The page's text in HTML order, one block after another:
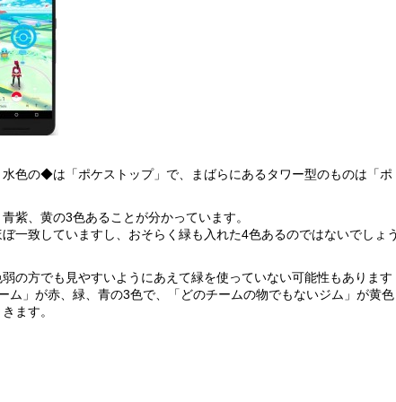
色の◆は「ポケストップ」で、まばらにあるタワー型のものは「ポ
紫、黄の3色あることが分かっています。
一致していますし、おそらく緑も入れた4色あるのではないでしょ
の方でも見やすいようにあえて緑を使っていない可能性もあります
ム」が赤、緑、青の3色で、「どのチームの物でもないジム」が黄色
ます。